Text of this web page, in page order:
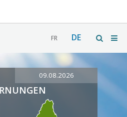
FR DE
09.08.2026